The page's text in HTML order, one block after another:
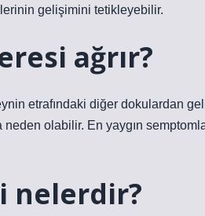
gelişimini tetikleyebilir.
ağrır?
etrafındaki diğer dokulardan
olabilir. En yaygın
nelerdir?